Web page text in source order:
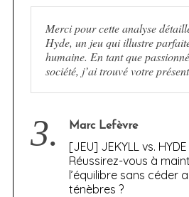
Merci pour cette analyse
Hyde, un jeu qui illustre
humaine. En tant que
société, j’ai trouvé votre
3. Marc Lefèvre
[JEU] JEKYLL vs. HYDE
Réussirez-vous à
l’équilibre sans céder
ténèbres ?